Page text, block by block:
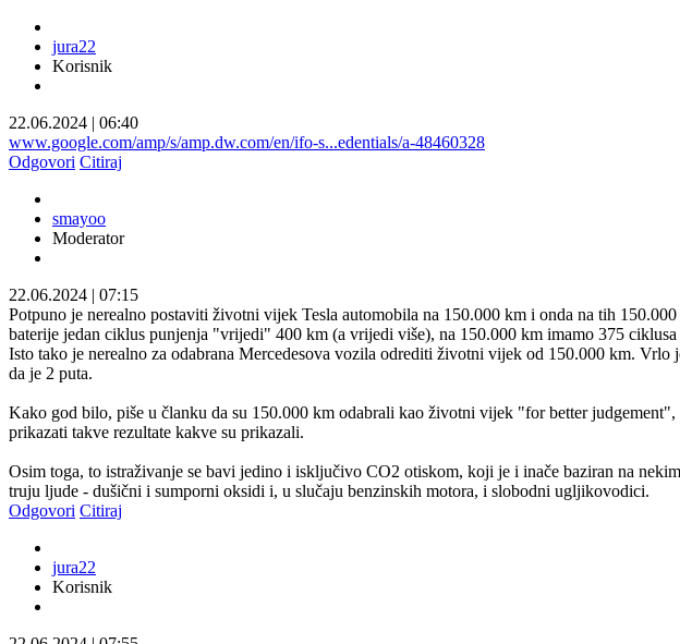
jura22
Korisnik
22.06.2024 | 06:40
www.google.com/amp/s/amp.dw.com/en/ifo-s...edentials/a-48460328
Odgovori Citiraj
smayoo
Moderator
22.06.2024 | 07:15
Potpuno je nerealno postaviti životni vijek Tesla automobila na 150.000 km i onda na tih
baterije jedan ciklus punjenja "vrijedi" 400 km (a vrijedi više), na 150.000 km imamo 375
Isto tako je nerealno za odabrana Mercedesova vozila odrediti životni vijek od 150.000 km.
da je 2 puta.
Kako god bilo, piše u članku da su 150.000 km odabrali kao životni vijek "for better
prikazati takve rezultate kakve su prikazali.
Osim toga, to istraživanje se bavi jedino i isključivo CO2 otiskom, koji je i inače baziran na
truju ljude - dušični i sumporni oksidi i, u slučaju benzinskih motora, i slobodni ugljikovodici.
Odgovori Citiraj
jura22
Korisnik